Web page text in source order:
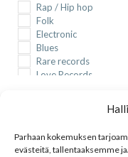
Parhaan kokemuksen
evästeitä, tallentaaksemme
Rap / Hip hop
Folk
Electronic
Blues
Rare records
Love Records
Country
LP uudet
EP